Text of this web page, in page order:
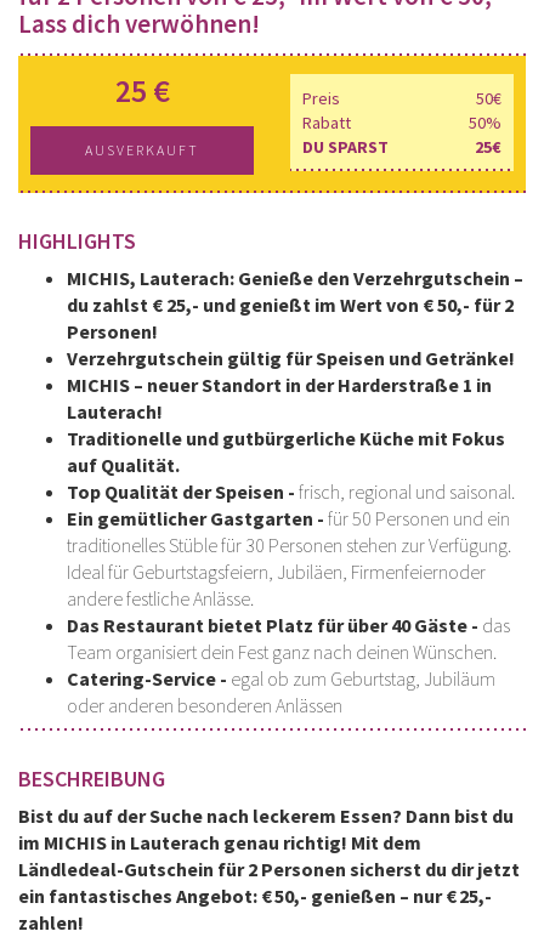
Lass dich verwöhnen!
25 €
AUSVERKAUFT
Preis
50€
Rabatt
50%
DU SPARST
25€
HIGHLIGHTS
MICHIS, Lauterach: Genieße den Verzehrgutschein –
du zahlst € 25,- und genießt im Wert von € 50,- für 2
Personen!
Verzehrgutschein gültig für Speisen und Getränke!
MICHIS – neuer Standort in der Harderstraße 1 in
Lauterach!
Traditionelle und gutbürgerliche Küche mit Fokus
auf Qualität.
Top Qualität der Speisen - frisch, regional und saisonal.
Ein gemütlicher Gastgarten - für 50 Personen und ein
traditionelles Stüble für 30 Personen stehen zur Verfügung.
Ideal für Geburtstagsfeiern, Jubiläen, Firmenfeiernoder
andere festliche Anlässe.
Das Restaurant bietet Platz für über 40 Gäste - das
Team organisiert dein Fest ganz nach deinen Wünschen.
Catering-Service - egal ob zum Geburtstag, Jubiläum
oder anderen besonderen Anlässen
BESCHREIBUNG
Bist du auf der Suche nach leckerem Essen? Dann bist du
im MICHIS in Lauterach genau richtig! Mit dem
Ländledeal-Gutschein für 2 Personen sicherst du dir jetzt
ein fantastisches Angebot: € 50,- genießen – nur € 25,-
zahlen!